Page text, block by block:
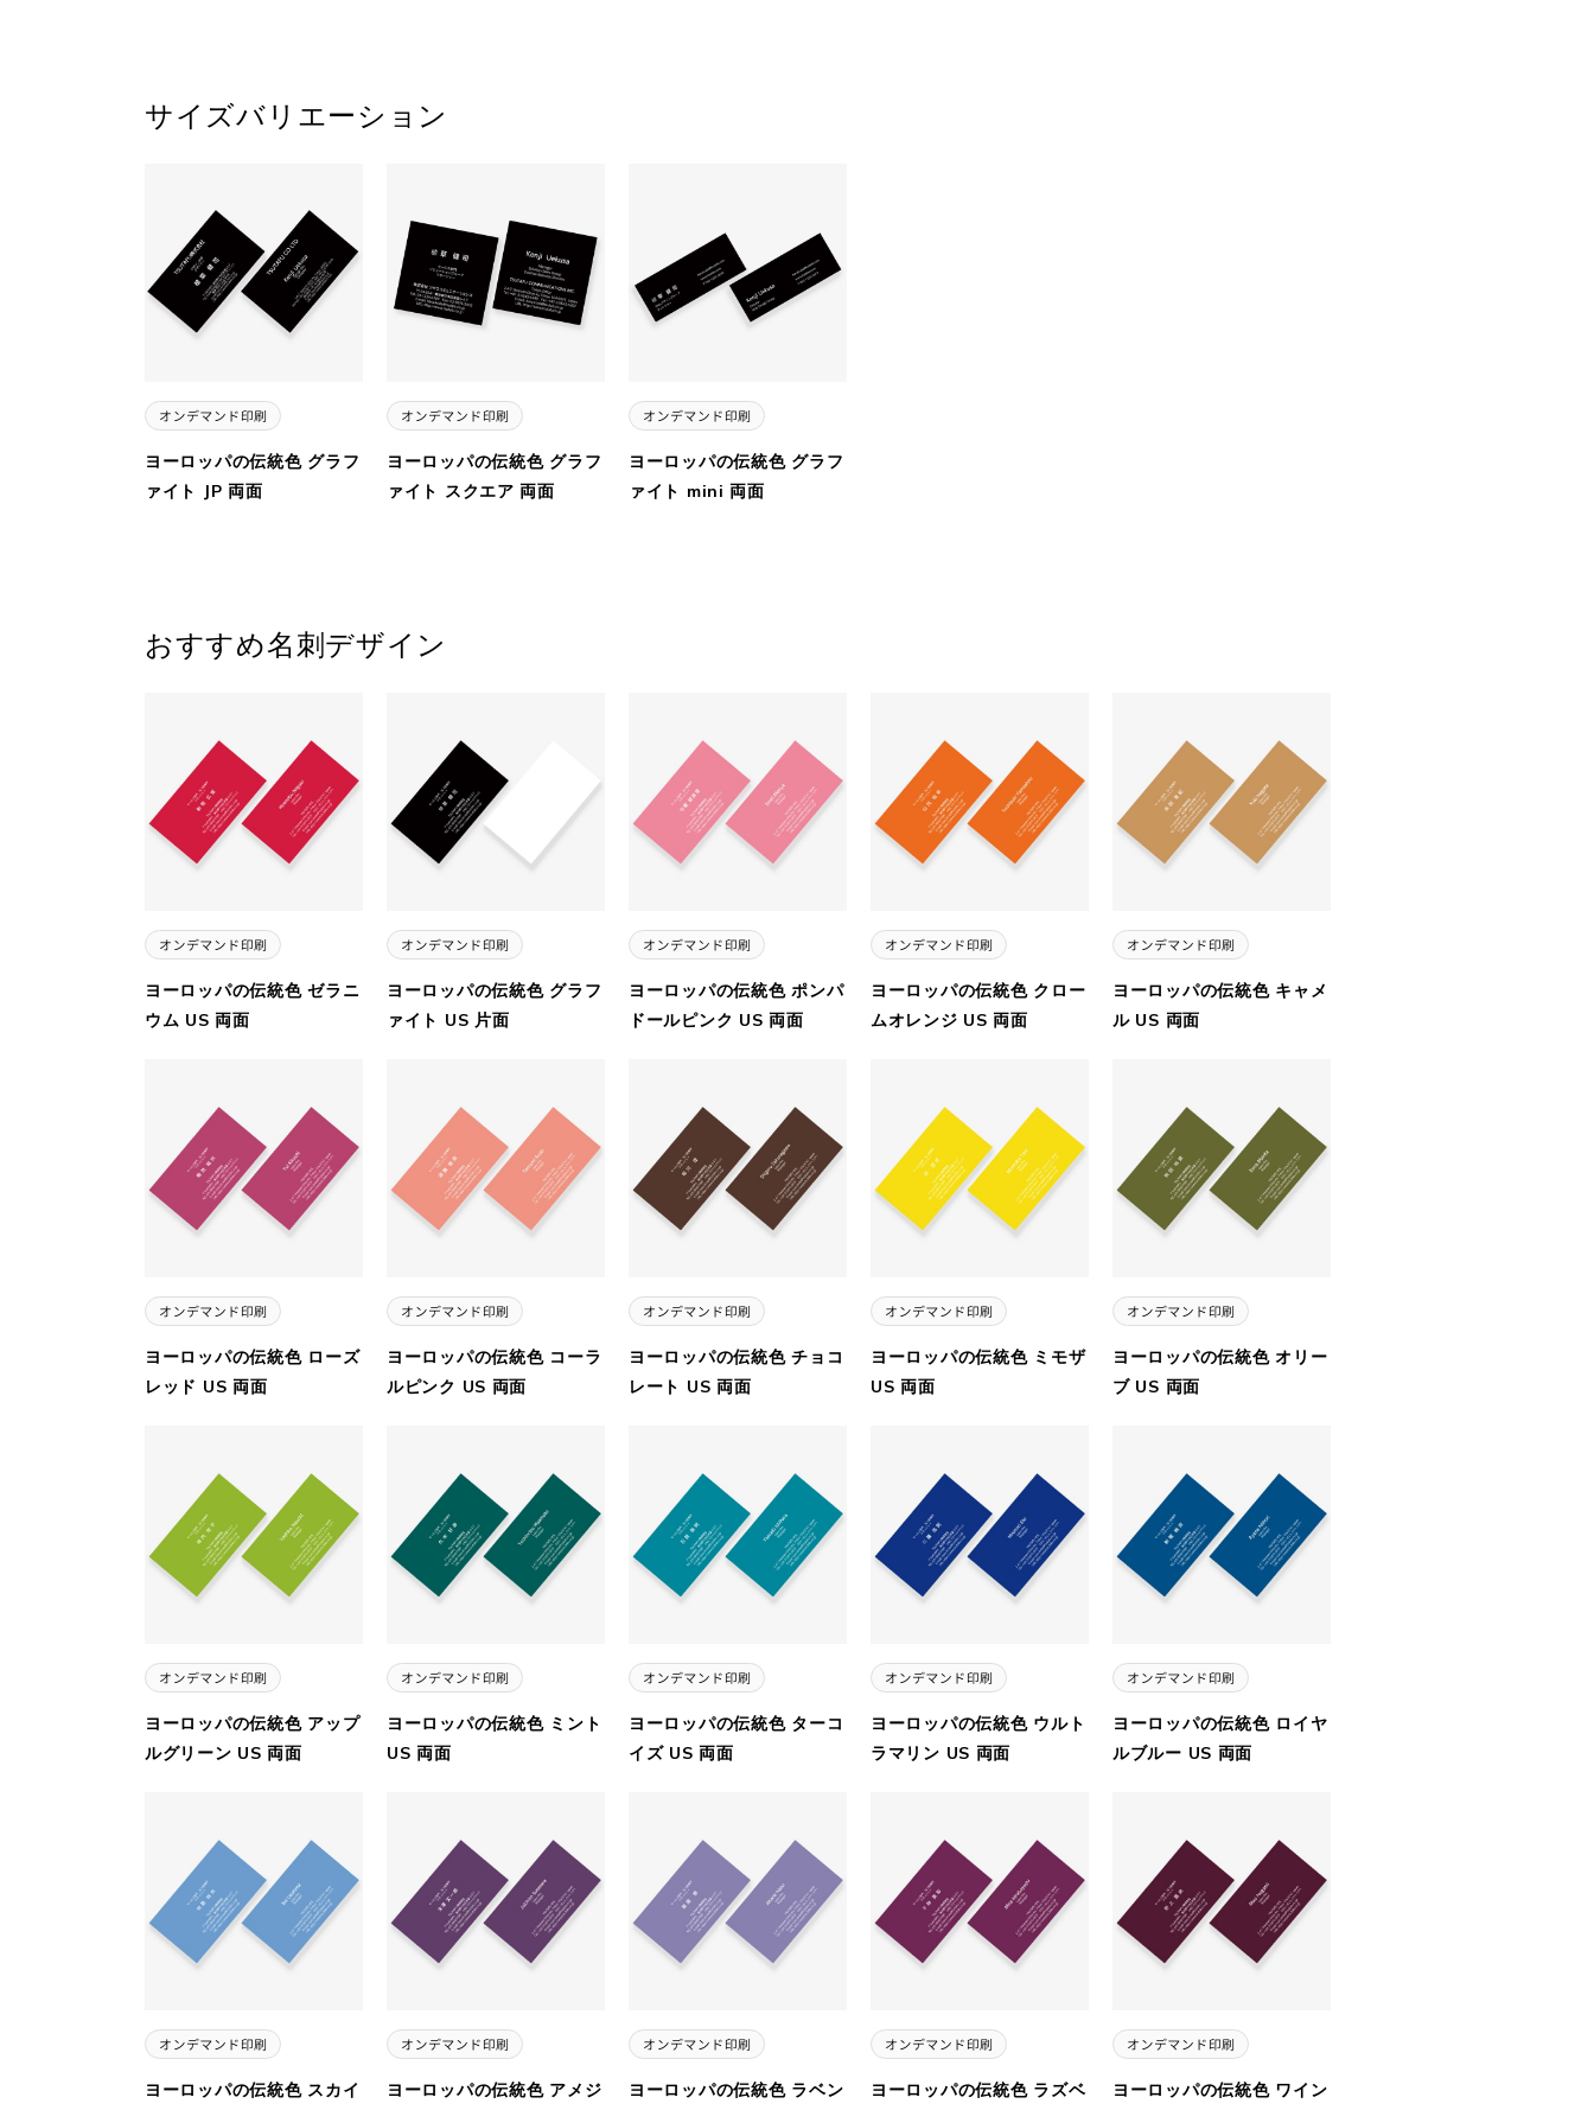
サイズバリエーション
ヨーロッパの伝統色 グラフ
ァイト JP 両面
ヨーロッパの伝統色 グラフ
ァイト スクエア 両面
ヨーロッパの伝統色 グラフ
ァイト mini 両面
おすすめ名刺デザイン
ヨーロッパの伝統色 ゼラニ
ウム US 両面
ヨーロッパの伝統色 グラフ
ァイト US 片面
ヨーロッパの伝統色 ポンパ
ドールピンク US 両面
ヨーロッパの伝統色 クロー
ムオレンジ US 両面
ヨーロッパの伝統色 キャメ
ル US 両面
ヨーロッパの伝統色 ローズ
レッド US 両面
ヨーロッパの伝統色 コーラ
ルピンク US 両面
ヨーロッパの伝統色 チョコ
レート US 両面
ヨーロッパの伝統色 ミモザ
US 両面
ヨーロッパの伝統色 オリー
ブ US 両面
ヨーロッパの伝統色 アップ
ルグリーン US 両面
ヨーロッパの伝統色 ミント
US 両面
ヨーロッパの伝統色 ターコ
イズ US 両面
ヨーロッパの伝統色 ウルト
ラマリン US 両面
ヨーロッパの伝統色 ロイヤ
ルブルー US 両面
ヨーロッパの伝統色 スカイ
ヨーロッパの伝統色 アメジ
ヨーロッパの伝統色 ラベン
ヨーロッパの伝統色 ラズベ
ヨーロッパの伝統色 ワイン